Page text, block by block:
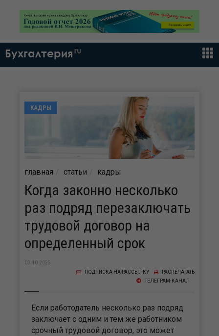
Бухгалтерия ru
КАДРЫ
главная статьи кадры
Когда законно несколько
раз подряд перезаключать
трудовой договор на
определенный срок
03.10.2025
РАСПЕЧАТАТЬ
ПОДПИСКА НА РАССЫЛКУ
ТЕЛЕГРАМ-КАНАЛ
Если работодатель несколько раз подряд
заключает с одним и тем же работником
срочный трудовой договор, это может